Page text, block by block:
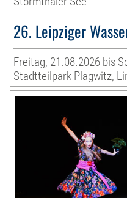
26. Leipziger
Freitag, 21.08.2026 bis
Stadtteilpark Plagwitz,